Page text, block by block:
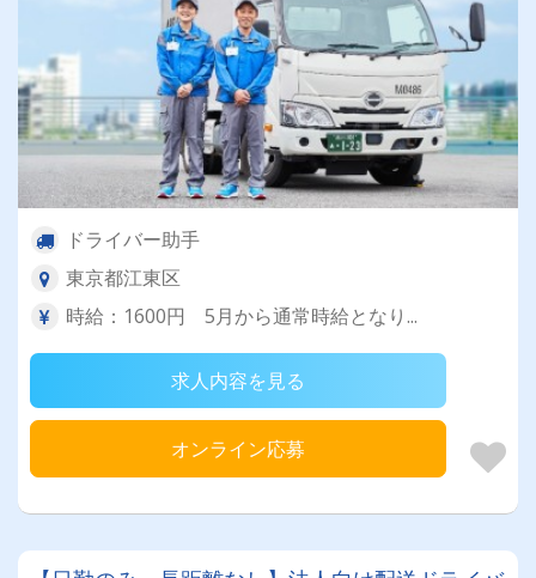
ドライバー助手
東京都江東区
時給：1600円 5月から通常時給となり...
求人内容を見る
オンライン応募